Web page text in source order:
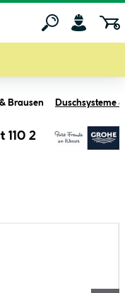
Brausen Duschsysteme
2